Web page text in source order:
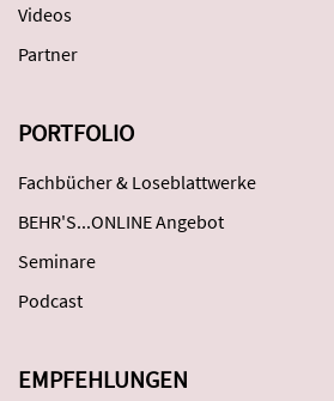
Videos
Partner
PORTFOLIO
Fachbücher & Loseblattwerke
BEHR'S...ONLINE Angebot
Seminare
Podcast
EMPFEHLUNGEN